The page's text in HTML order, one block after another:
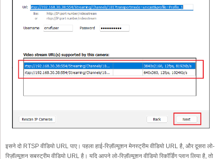
इसने दो RTSP वीडियो URL पाए। पहला हाई-रिज़ॉल्यूशन मेनस्ट्रीम वीडियो URL है, और दूसरा लो-
रिज़ॉल्यूशन सबस्ट्रीम वीडियो URL है। यदि आपने लो-रिज़ॉल्यूशन वीडियो रिकॉर्डिंग प्लान लिया है, तो